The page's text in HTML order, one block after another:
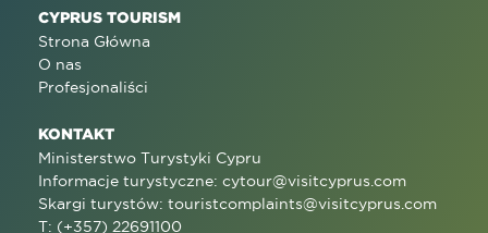
CYPRUS TOURISM
Strona Główna
O nas
Profesjonaliści
KONTAKT
Ministerstwo Turystyki Cypru
Informacje turystyczne: cytour@visitcyprus.com
Skargi turystów: touristcomplaints@visitcyprus.com
T: (+357) 22691100